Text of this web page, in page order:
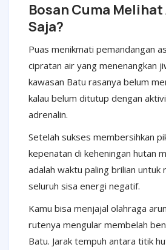
Bosan Cuma
Saja?
Puas menikmati pemandangan
cipratan air yang menenangkan
kawasan Batu rasanya belum
kalau belum ditutup dengan
adrenalin.
Setelah sukses membersihkan
kepenatan di keheningan hutan
adalah waktu paling brilian untuk
seluruh sisa energi negatif.
Kamu bisa menjajal olahraga
rutenya mengular membelah
Batu. Jarak tempuh antara titik